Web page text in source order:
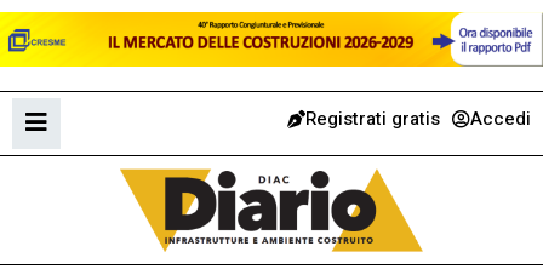
Registrati gratis Accedi